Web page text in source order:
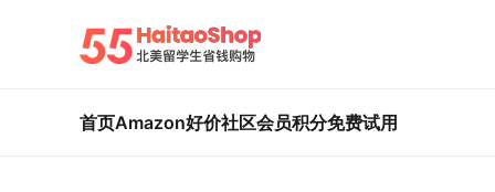
首页Amazon好价社区会员积分免费试用